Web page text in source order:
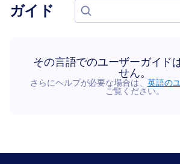
ガイド ガイドを検索
その言語でのユーザーガイド
せん。
さらにヘルプが必要な場合は、 英語の
ご覧ください。